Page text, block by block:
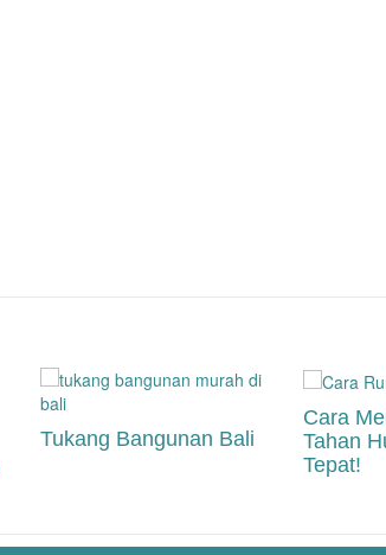
Tukang Bangunan Bali
Cara
Tahan
Tepat!